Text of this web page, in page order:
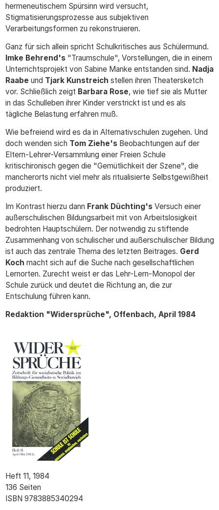
hermeneutischem Spürsinn wird versucht,
Stigmatisierungsprozesse aus subjektiven
Verarbeitungsformen zu rekonstruieren.
Ganz für sich allein spricht Schulkritisches aus Schülermund.
Imke Behrend's"Traumschule", Vorstellungen, die in einem
Unterrichtsprojekt von Sabine Manke entstanden sind. Nadja
Raabe und Tjark Kunstreich stellen ihren Theatersketch
vor. Schließlich zeigt Barbara Rose, wie tief sie als Mutter
in das Schulleben ihrer Kinder verstrickt ist und es als
tägliche Belastung erfahren muß.
Wie befreiend wird es da in Alternativschulen zugehen. Und
doch wenden sich Tom Ziehe'sBeobachtungen auf der
Eltern-Lehrer-Versammlung einer Freien Schule
kritischironisch gegen die "Gemütlichkeit der Szene", die
mancherorts nicht viel mehr als ritualisierte Selbstgewißheit
produziert.
Im Kontrast hierzu dann Frank Düchting'sVersuch einer
außerschulischen Bildungsarbeit mit von Arbeitslosigkeit
bedrohten Hauptschülern. Der notwendig zu stiftende
Zusammenhang von schulischer und außerschulischer Bildung
ist auch das zentrale Thema des letzten Beitrages. Gerd
Koch macht sich auf die Suche nach gesellschaftlichen
Lernorten. Zurecht weist er das Lehr-Lern-Monopol der
Schule zurück und deutet die Richtung an, die zur
Entschulung führen kann.
Redaktion "Widersprüche", Offenbach, April 1984
Heft 11, 1984
136 Seiten
ISBN 9783885340294